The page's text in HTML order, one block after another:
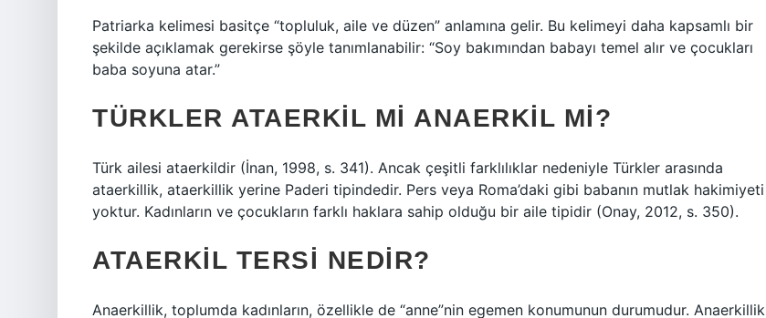
Patriarka kelimesi basitçe “topluluk, aile ve düzen” anlamına gelir. Bu kelimeyi daha kapsamlı bir
şekilde açıklamak gerekirse şöyle tanımlanabilir: “Soy bakımından babayı temel alır ve çocukları
baba soyuna atar.”
TÜRKLER ATAERKIL MI ANAERKIL MI?
Türk ailesi ataerkildir (İnan, 1998, s. 341). Ancak çeşitli farklılıklar nedeniyle Türkler arasında
ataerkillik, ataerkillik yerine Paderi tipindedir. Pers veya Roma’daki gibi babanın mutlak hakimiyeti
yoktur. Kadınların ve çocukların farklı haklara sahip olduğu bir aile tipidir (Onay, 2012, s. 350).
ATAERKIL TERSI NEDIR?
Anaerkillik, toplumda kadınların, özellikle de “anne”nin egemen konumunun durumudur. Anaerkillik